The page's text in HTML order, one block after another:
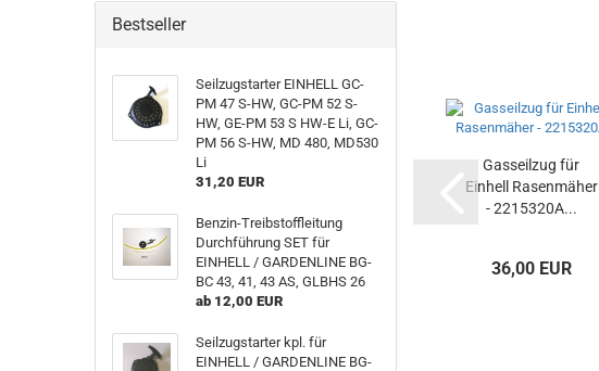
Gasseilzug für
Einhell Rasenmäher
- 2215320A...
36,00 EUR
Bestseller
Seilzugstarter EINHELL GC-
PM 47 S-HW, GC-PM 52 S-
HW, GE-PM 53 S HW-E Li, GC-
PM 56 S-HW, MD 480, MD530
Li
31,20 EUR
Benzin-Treibstoffleitung
Durchführung SET für
EINHELL / GARDENLINE BG-
BC 43, 41, 43 AS, GLBHS 26
ab 12,00 EUR
Seilzugstarter kpl. für
EINHELL / GARDENLINE BG-